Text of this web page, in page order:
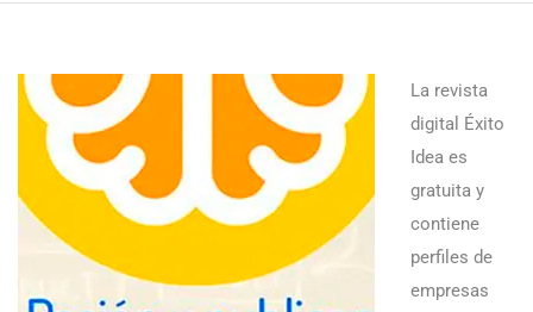
La revista
digital Éxito
Idea es
gratuita y
contiene
perfiles de
empresas